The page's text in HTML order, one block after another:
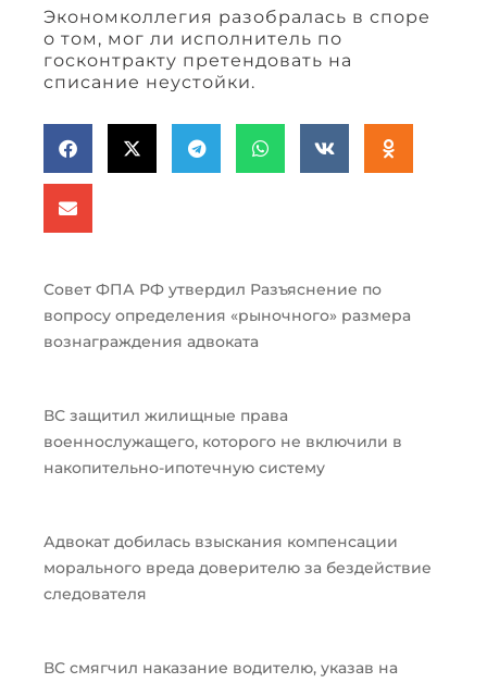
Экономколлегия разобралась в споре
о том, мог ли исполнитель по
госконтракту претендовать на
списание неустойки.
Совет ФПА РФ утвердил Разъяснение по
вопросу определения «рыночного» размера
вознаграждения адвоката
ВС защитил жилищные права
военнослужащего, которого не включили в
накопительно-ипотечную систему
Адвокат добилась взыскания компенсации
морального вреда доверителю за бездействие
следователя
ВС смягчил наказание водителю, указав на